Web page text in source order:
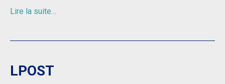
Lire la suite…
LPOST